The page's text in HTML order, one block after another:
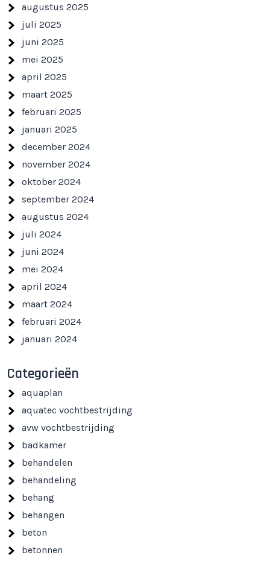
augustus 2025
juli 2025
juni 2025
mei 2025
april 2025
maart 2025
februari 2025
januari 2025
december 2024
november 2024
oktober 2024
september 2024
augustus 2024
juli 2024
juni 2024
mei 2024
april 2024
maart 2024
februari 2024
januari 2024
Categorieën
aquaplan
aquatec vochtbestrijding
avw vochtbestrijding
badkamer
behandelen
behandeling
behang
behangen
beton
betonnen